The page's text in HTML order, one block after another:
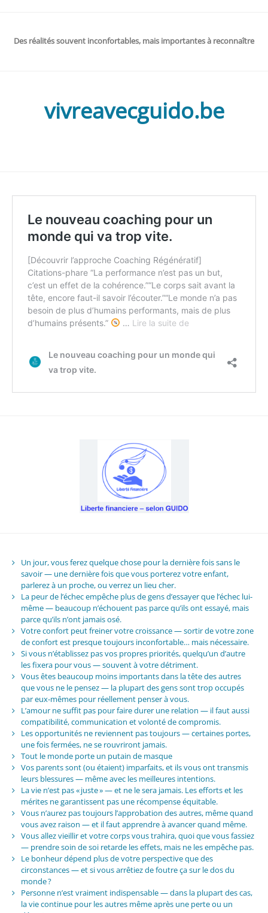
Des réalités souvent inconfortables, mais importantes à reconnaître
vivreavecguido.be
Un jour, vous ferez quelque chose pour la dernière fois sans le
savoir — une dernière fois que vous porterez votre enfant,
parlerez à un proche, ou verrez un lieu cher.
La peur de l’échec empêche plus de gens d’essayer que l’échec lui-
même — beaucoup n’échouent pas parce qu’ils ont essayé, mais
parce qu’ils n’ont jamais osé.
Votre confort peut freiner votre croissance — sortir de votre zone
de confort est presque toujours inconfortable… mais nécessaire.
Si vous n’établissez pas vos propres priorités, quelqu’un d’autre
les fixera pour vous — souvent à votre détriment.
Vous êtes beaucoup moins importants dans la tête des autres
que vous ne le pensez — la plupart des gens sont trop occupés
par eux-mêmes pour réellement penser à vous.
L’amour ne suffit pas pour faire durer une relation — il faut aussi
compatibilité, communication et volonté de compromis.
Les opportunités ne reviennent pas toujours — certaines portes,
une fois fermées, ne se rouvriront jamais.
Tout le monde porte un putain de masque
Vos parents sont (ou étaient) imparfaits, et ils vous ont transmis
leurs blessures — même avec les meilleures intentions.
La vie n’est pas « juste » — et ne le sera jamais. Les efforts et les
mérites ne garantissent pas une récompense équitable.
Vous n’aurez pas toujours l’approbation des autres, même quand
vous avez raison — et il faut apprendre à avancer quand même.
Vous allez vieillir et votre corps vous trahira, quoi que vous fassiez
— prendre soin de soi retarde les effets, mais ne les empêche pas.
Le bonheur dépend plus de votre perspective que des
circonstances — et si vous arrêtiez de foutre ça sur le dos du
monde ?
Personne n’est vraiment indispensable — dans la plupart des cas,
la vie continue pour les autres même après une perte ou un